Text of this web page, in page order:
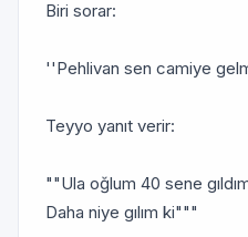
Biri sorar:
''Pehlivan sen camiye
Teyyo yanıt verir:
""Ula oğlum 40 sene
Daha niye gılım ki"""